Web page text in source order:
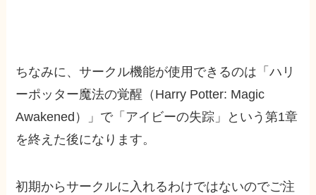
ちなみに、サークル機能が使用できるのは「ハリ
ーポッター魔法の覚醒（Harry Potter: Magic
Awakened）」で「アイビーの失踪」という第1章
を終えた後になります。
初期からサークルに入れるわけではないのでご注